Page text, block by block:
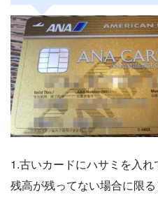
1.古いカードにハサミを入
残高が残ってない場合に限る